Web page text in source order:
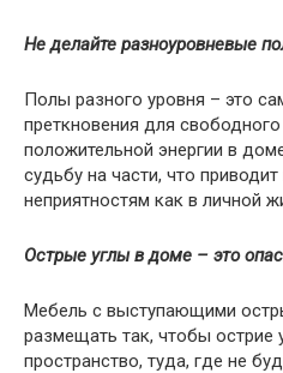
Не делайте разноуровневые
Полы разного уровня – это
преткновения для
положительной энергии в
судьбу на части, что
неприятностям как в личной
Острые углы в доме – это
Мебель с выступающими
размещать так, чтобы острие
пространство, туда, где не